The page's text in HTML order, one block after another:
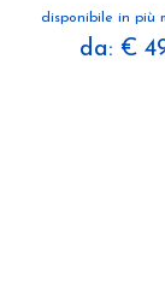
disponibile in più
da: €